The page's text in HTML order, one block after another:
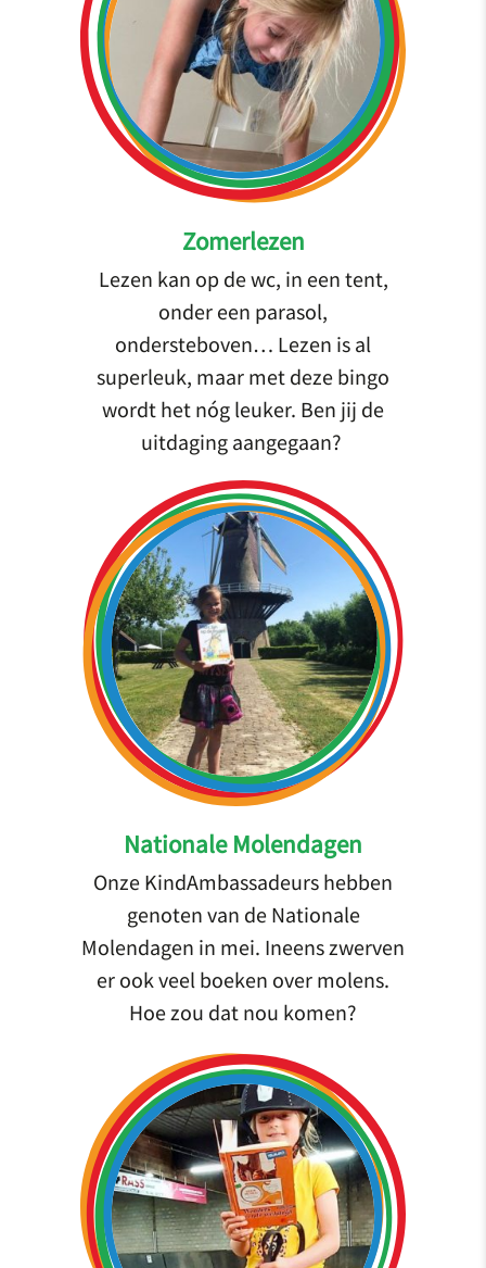
Zomerlezen
Lezen kan op de wc, in een tent,
onder een parasol,
ondersteboven… Lezen is al
superleuk, maar met deze bingo
wordt het nóg leuker. Ben jij de
uitdaging aangegaan?
Nationale Molendagen
Onze KindAmbassadeurs hebben
genoten van de Nationale
Molendagen in mei. Ineens zwerven
er ook veel boeken over molens.
Hoe zou dat nou komen?